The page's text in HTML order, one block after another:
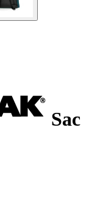
Sac